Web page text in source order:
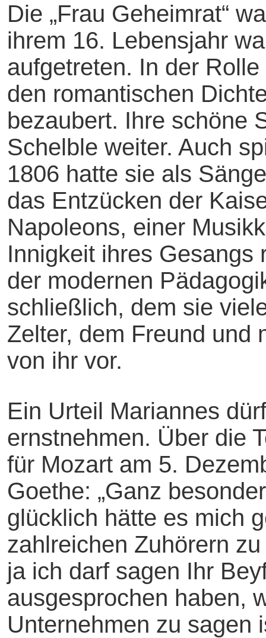
Die „Frau Geheimrat“
ihrem 16. Lebensjahr
aufgetreten. In der
den romantischen
bezaubert. Ihre schöne
Schelble weiter. Auch
1806 hatte sie als
das Entzücken der
Napoleons, einer
Innigkeit ihres Gesangs
der modernen
schließlich, dem sie
Zelter, dem Freund und
von ihr vor.
Ein Urteil Mariannes
ernstnehmen. Über die
für Mozart am 5.
Goethe: „Ganz
glücklich hätte es mich
zahlreichen Zuhörern
ja ich darf sagen Ihr
ausgesprochen haben,
Unternehmen zu sagen